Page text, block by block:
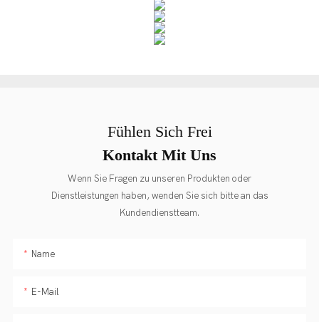
Fühlen Sich Frei
Kontakt Mit Uns
Wenn Sie Fragen zu unseren Produkten oder
Dienstleistungen haben, wenden Sie sich bitte an das
Kundendienstteam.
Name
E-Mail